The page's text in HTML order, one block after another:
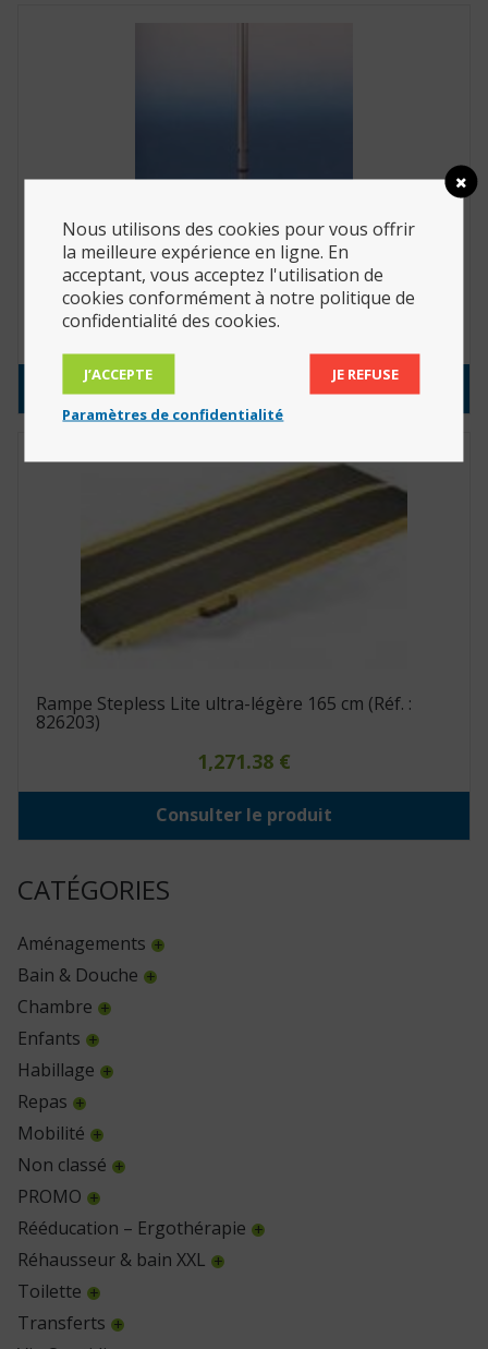
CATÉGORIES
Aménagements
Bain & Douche
Chambre
Enfants
Habillage
Repas
Mobilité
Non classé
PROMO
Rééducation – Ergothérapie
Réhausseur & bain XXL
Toilette
Transferts
Canne anatomique main droite (Réf. :
w2110001001)
15.40€
Consulter le produit
Rampe Stepless Lite ultra-légère 165 cm (Réf. :
826203)
1,271.38 €
Consulter le produit
Nous utilisons des cookies pour vous offrir
la meilleure expérience en ligne. En
acceptant, vous acceptez l'utilisation de
cookies conformément à notre politique de
confidentialité des cookies.
J’ACCEPTE JE REFUSE
Paramètres de confidentialité